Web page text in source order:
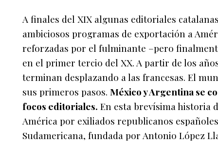
A finales del XIX algunas editoriales
ambiciosos programas de exportación a
reforzadas por el fulminante –pero
en el primer tercio del XX. A partir de los
terminan desplazando a las francesas. El
sus primeros pasos. México y Argentina se
focos editoriales. En esta brevísima historia
América por exiliados republicanos
Sudamericana, fundada por Antonio López